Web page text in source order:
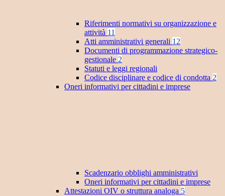
Riferimenti normativi su organizzazione e
attività 11
Atti amministrativi generali 12
Documenti di programmazione strategico-
gestionale 2
Statuti e leggi regionali
Codice disciplinare e codice di condotta 2
Oneri informativi per cittadini e imprese
Scadenzario obblighi amministrativi
Oneri informativi per cittadini e imprese
Attestazioni OIV o struttura analoga 5